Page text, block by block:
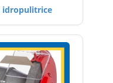
idropulitrice